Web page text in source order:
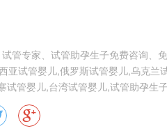
管专家、试管助孕生子免费咨询、
亚试管婴儿,俄罗斯试管婴儿,乌克兰
试管婴儿,台湾试管婴儿,试管助孕生子